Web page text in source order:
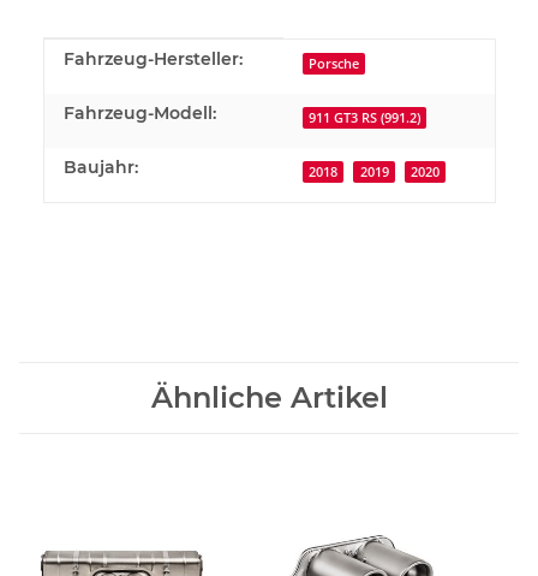
Produkteigenschaft
Wert
Fahrzeug-Hersteller: Porsche
Fahrzeug-Modell: 911 GT3 RS (991.2)
Baujahr: 2018 2019 2020
Ähnliche Artikel